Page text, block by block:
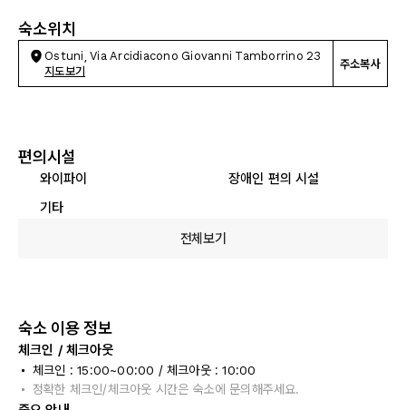
숙소위치
Ostuni, Via Arcidiacono Giovanni Tamborrino 23
지도보기
주소복사
편의시설
와이파이
장애인 편의 시설
기타
전체보기
숙소 이용 정보
체크인 / 체크아웃
체크인 : 15:00~00:00 / 체크아웃 : 10:00
정확한 체크인/체크아웃 시간은 숙소에 문의해주세요.